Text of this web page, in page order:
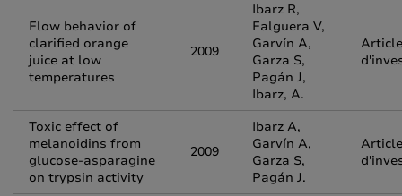
Flow behavior of
clarified orange
juice at low
temperatures
2009
Ibarz R,
Falguera V,
Garvín A,
Garza S,
Pagán J,
Ibarz, A.
Article
Toxic effect of
melanoidins from
glucose-asparagine
on trypsin activity
2009
Ibarz A,
Garvín A,
Garza S,
Pagán J.
Article